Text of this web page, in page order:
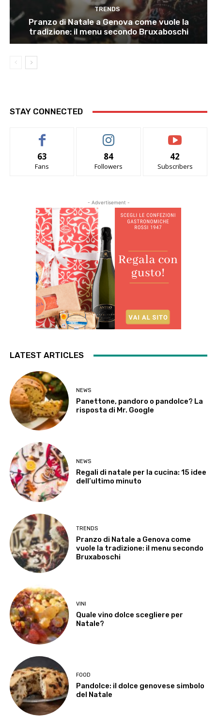
TRENDS
Pranzo di Natale a Genova come vuole la
tradizione: il menu secondo Bruxaboschi
STAY CONNECTED
63
Fans
84
Followers
42
Subscribers
- Advertisement -
LATEST ARTICLES
NEWS
Panettone, pandoro o pandolce? La
risposta di Mr. Google
NEWS
Regali di natale per la cucina: 15 idee
dell’ultimo minuto
TRENDS
Pranzo di Natale a Genova come
vuole la tradizione: il menu secondo
Bruxaboschi
VINI
Quale vino dolce scegliere per
Natale?
FOOD
Pandolce: il dolce genovese simbolo
del Natale